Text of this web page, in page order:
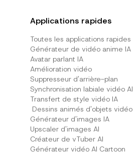
Applications rapides
Toutes les applications rapides
Générateur de vidéo anime IA
Avatar parlant IA
Amélioration vidéo
Suppresseur d'arrière-plan
Synchronisation labiale vidéo AI
Transfert de style vidéo IA
Dessins animés d'objets vidéo
Générateur d'images IA
Upscaler d'images AI
Créateur de vTuber AI
Générateur vidéo AI Cartoon